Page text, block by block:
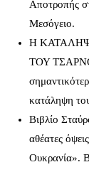
Αποτροπής
Μεσόγειο.
Η
ΤΟΥ
κατάληψη
Βιβλίο
αθέατες
Ουκρανία».